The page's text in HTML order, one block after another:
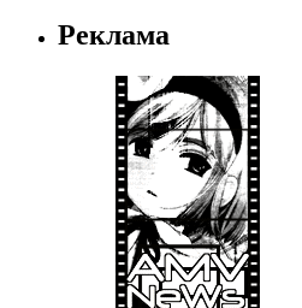
Реклама